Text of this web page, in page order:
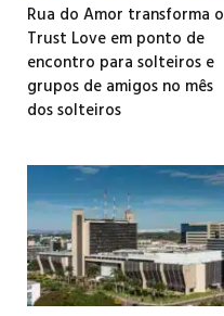
Rua do Amor transforma o
Trust Love em ponto de
encontro para solteiros e
grupos de amigos no mês
dos solteiros